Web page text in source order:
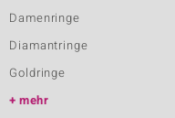
Damenringe
Diamantringe
Goldringe
mehr